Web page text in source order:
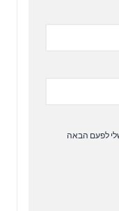
לפעם הבאה